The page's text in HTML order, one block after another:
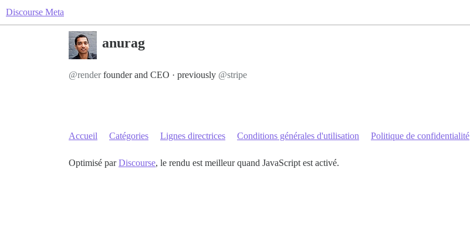
Discourse Meta
anurag
@renderfounder and CEO · previously @stripe
Accueil Catégories Lignes directrices Conditions générales d'utilisation Politique de confidentialité
Optimisé parDiscourse, le rendu est meilleur quand JavaScript est activé.